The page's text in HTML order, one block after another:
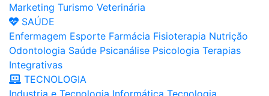
Marketing Turismo Veterinária
SAÚDE
Enfermagem Esporte Farmácia Fisioterapia Nutrição
Odontologia Saúde Psicanálise Psicologia Terapias
Integrativas
TECNOLOGIA
Industria e Tecnologia Informática Tecnologia